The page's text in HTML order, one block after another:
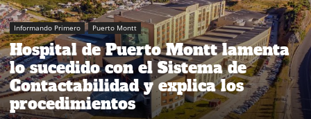
Informando Primero Puerto Montt
Hospital de Puerto Montt lamenta
lo sucedido con el Sistema de
Contactabilidad y explica los
procedimientos